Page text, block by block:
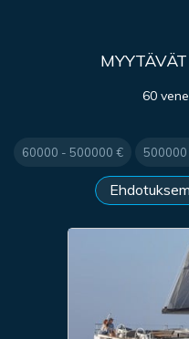
60
60000 - 500000 €